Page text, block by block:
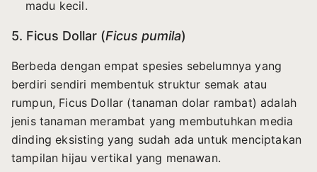
madu kecil.
5. Ficus Dollar (Ficus pumila)
Berbeda dengan empat spesies sebelumnya yang
berdiri sendiri membentuk struktur semak atau
rumpun, Ficus Dollar (tanaman dolar rambat) adalah
jenis tanaman merambat yang membutuhkan media
dinding eksisting yang sudah ada untuk menciptakan
tampilan hijau vertikal yang menawan.